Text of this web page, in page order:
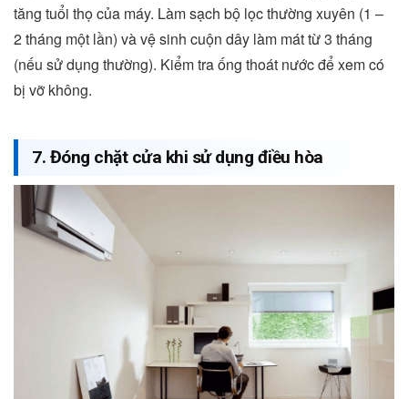
tăng tuổi thọ của máy. Làm sạch bộ lọc thường xuyên (1 –
2 tháng một lần) và vệ sinh cuộn dây làm mát từ 3 tháng
(nếu sử dụng thường). Kiểm tra ống thoát nước để xem có
bị vỡ không.
7. Đóng chặt cửa khi sử dụng điều hòa